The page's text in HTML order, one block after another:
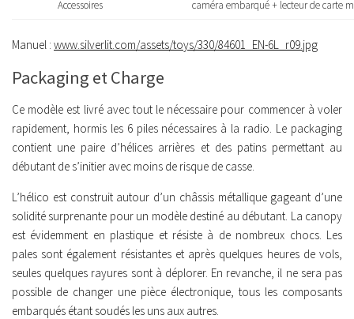
Accessoires caméra embarqué + lecteur de carte
Manuel : www.silverlit.com/assets/toys/330/84601_EN-6L_r09.jpg
Packaging et Charge
Ce modèle est livré avec tout le nécessaire pour commencer à voler
rapidement, hormis les 6 piles nécessaires à la radio. Le packaging
contient une paire d’hélices arrières et des patins permettant au
débutant de s’initier avec moins de risque de casse.
L’hélico est construit autour d’un châssis métallique gageant d’une
solidité surprenante pour un modèle destiné au débutant. La canopy
est évidemment en plastique et résiste à de nombreux chocs. Les
pales sont également résistantes et après quelques heures de vols,
seules quelques rayures sont à déplorer. En revanche, il ne sera pas
possible de changer une pièce électronique, tous les composants
embarqués étant soudés les uns aux autres.